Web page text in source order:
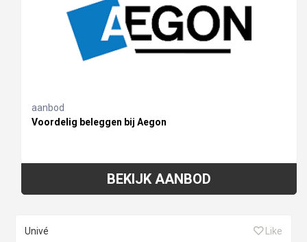
aanbod
Voordelig beleggen bij Aegon
BEKIJK AANBOD
Univé Like